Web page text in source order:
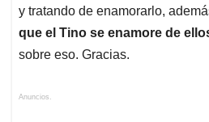
y tratando de enamorarlo,
que el Tino se enamore de
sobre eso. Gracias.
Anuncios.